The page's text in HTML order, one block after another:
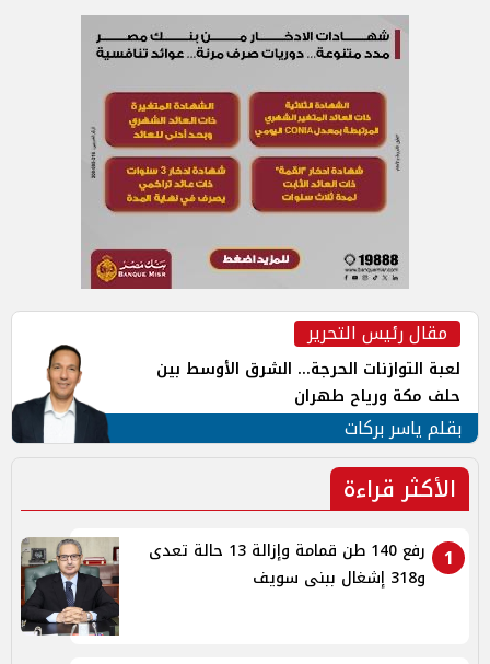
مقال رئيس التحرير
لعبة التوازنات الحرجة... الشرق الأوسط بين
حلف مكة ورياح طهران
بقلم ياسر بركات
الأكثر قراءة
1
رفع 140 طن قمامة وإزالة 13 حالة تعدى
و318 إشغال ببنى سويف